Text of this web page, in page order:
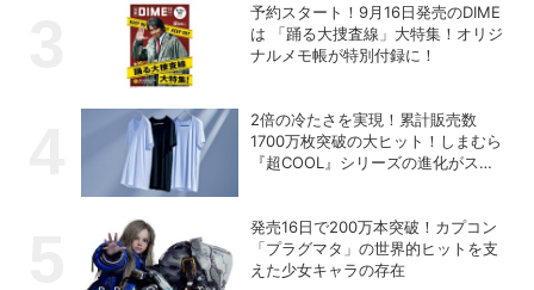
予約スタート！9月16日発売のDIME
は 「踊る大捜査線」大特集！オリジ
ナルメモ帳が特別付録に！
2倍の冷たさを実現！累計販売数
1700万枚突破の大ヒット！しまむら
『超COOL』シリーズの進化がスゴ
発売16日で200万本突破！カプコン
「プラグマタ」の世界的ヒットを支
えた少女キャラの存在